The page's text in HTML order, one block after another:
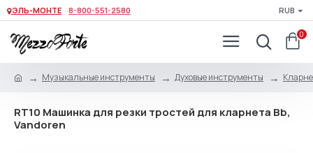
ЭЛЬ-МОНТЕ 8-800-551-2580 RUB
0
Музыкальные инструменты Духовые инструменты
RT10 Машинка для резки тростей для кларнета Bb,
Vandoren